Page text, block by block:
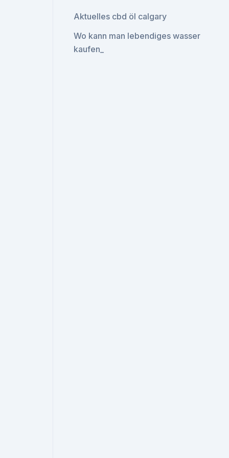
Aktuelles cbd öl calgary
Wo kann man lebendiges wasser
kaufen_